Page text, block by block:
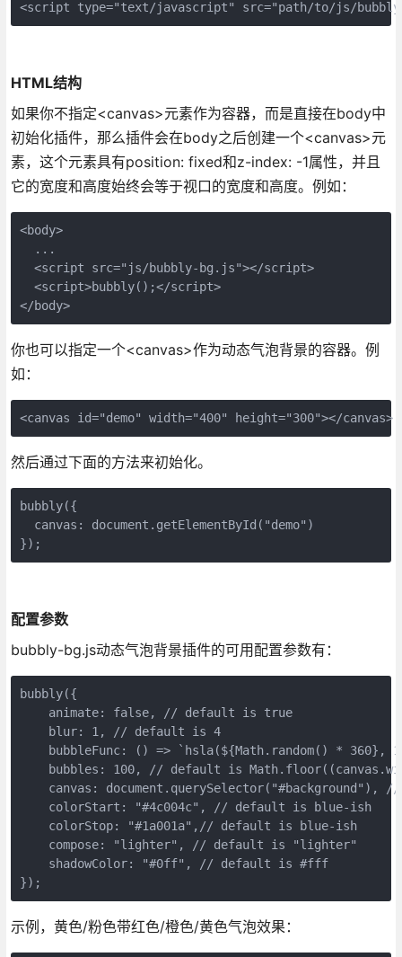
<script type="text/javascript" src="path/to/js/
HTML结构
如果你不指定<canvas>元素作为容器，而是直接在body中
初始化插件，那么插件会在body之后创建一个<canvas>元
素，这个元素具有position: fixed和z-index: -1属性，并且
它的宽度和高度始终会等于视口的宽度和高度。例如：
<body>
  ...
  <script src="js/bubbly-bg.js"></script>
  <script>bubbly();</script>
</body>
你也可以指定一个<canvas>作为动态气泡背景的容器。例
如：
<canvas id="demo" width="400" height="300"></canvas>
然后通过下面的方法来初始化。
bubbly({
  canvas: document.getElementById("demo")
配置参数
bubbly-bg.js动态气泡背景插件的可用配置参数有：
bubbly({
    animate: false, // default is true
    blur: 1, // default is 4
bubbleFunc: () => `hsla(${Math.random() * 360},
bubbles: 100, // default is
canvas: document.querySelector("#background"),
    colorStart: "#4c004c", // default is blue-ish
    colorStop: "#1a001a",// default is blue-ish
    compose: "lighter", // default is "lighter"
    shadowColor: "#0ff", // default is #fff
示例，黄色/粉色带红色/橙色/黄色气泡效果：